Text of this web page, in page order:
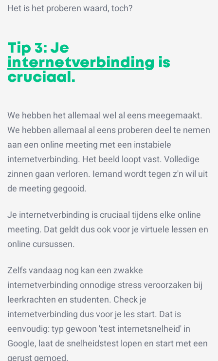
Het is het proberen waard, toch?
Tip 3: Je
internetverbinding is
cruciaal.
We hebben het allemaal wel al eens meegemaakt.
We hebben allemaal al eens proberen deel te nemen
aan een online meeting met een instabiele
internetverbinding. Het beeld loopt vast. Volledige
zinnen gaan verloren. Iemand wordt tegen z'n wil uit
de meeting gegooid.
Je internetverbinding is cruciaal tijdens elke online
meeting. Dat geldt dus ook voor je virtuele lessen en
online cursussen.
Zelfs vandaag nog kan een zwakke
internetverbinding onnodige stress veroorzaken bij
leerkrachten en studenten. Check je
internetverbinding dus voor je les start. Dat is
eenvoudig: typ gewoon 'test internetsnelheid' in
Google, laat de snelheidstest lopen en start met een